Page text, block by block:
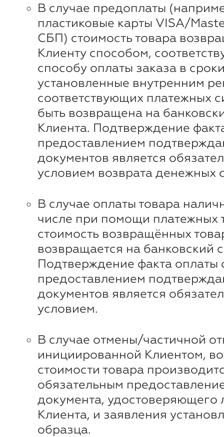
В случае предоплаты
пластиковые карты VISA/
СБП) стоимость товара
Клиенту способом,
способу оплаты заказа в
установленные внутренним
соответствующих платежных
быть возвращена на
Клиента. Подтверждение
предоставлением
документов является
условием возврата денежных
В случае оплаты товара
числе при помощи платежных
стоимость возвращённых
возвращается на банковский
Подтверждение факта оплаты
предоставлением
документов является
условием.
В случае отмены/частичной
инициированной Клиентом,
стоимости товара
обязательным
документа, удостоверяющего
Клиента, и заявления
образца.